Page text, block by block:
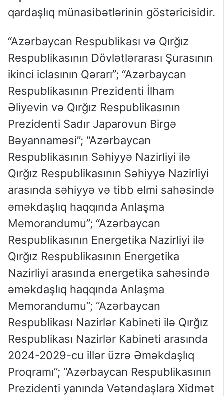
qardaşlıq münasibətlərinin göstəricisidir.
“Azərbaycan Respublikası və Qırğız
Respublikasının Dövlətlərarası Şurasının
ikinci iclasının Qərarı”; “Azərbaycan
Respublikasının Prezidenti İlham
Əliyevin və Qırğız Respublikasının
Prezidenti Sadır Japarovun Birgə
Bəyannaməsi”; “Azərbaycan
Respublikasının Səhiyyə Nazirliyi ilə
Qırğız Respublikasının Səhiyyə Nazirliyi
arasında səhiyyə və tibb elmi sahəsində
əməkdaşlıq haqqında Anlaşma
Memorandumu”; “Azərbaycan
Respublikasının Energetika Nazirliyi ilə
Qırğız Respublikasının Energetika
Nazirliyi arasında energetika sahəsində
əməkdaşlıq haqqında Anlaşma
Memorandumu”; “Azərbaycan
Respublikası Nazirlər Kabineti ilə Qırğız
Respublikası Nazirlər Kabineti arasında
2024-2029-cu illər üzrə Əməkdaşlıq
Proqramı”; “Azərbaycan Respublikasının
Prezidenti yanında Vətəndaşlara Xidmət